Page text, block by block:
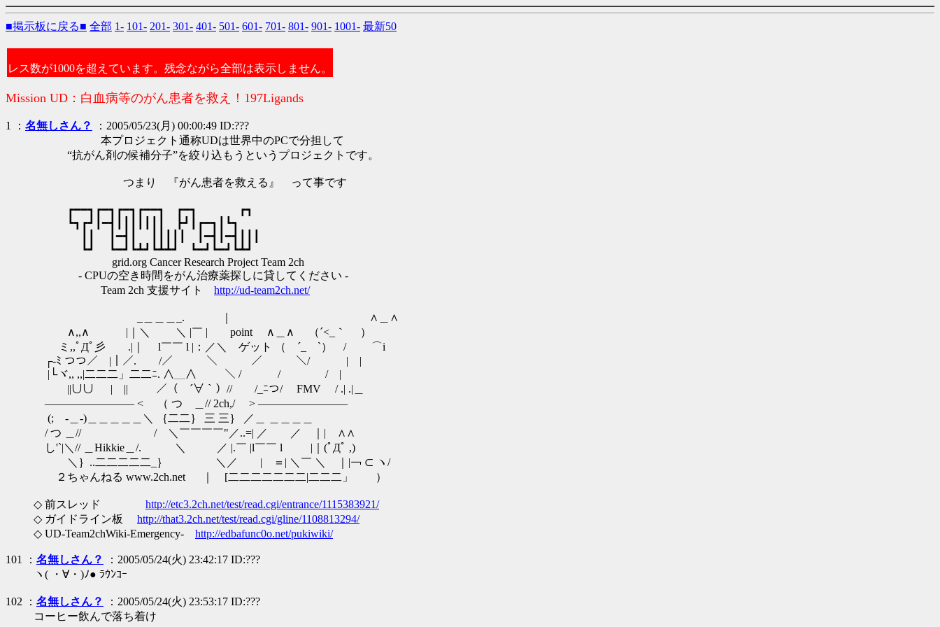
■掲示板に戻る■ 全部 1- 101- 201- 301- 401- 501- 601- 701- 801- 901- 1001- 最新50
レス数が1000を超えています。残念ながら全部は表示しません。
Mission UD：白血病等のがん患者を救え！197Ligands
1 ： 名無しさん？
：2005/05/23(月) 00:00:49 ID:???
本プロジェクト通称UDは世界中のPCで分担して
“抗がん剤の候補分子”を絞り込もうというプロジェクトです。
つまり 『がん患者を救える』 って事です
┏━━┓┏━┓┏━┓┏━━┓ ┏━┓ ┏┓
┗┓┏┛┃━┫┃┃┃┃┃┃┃ ┣┛┃┏━┓┃┗┓
┃┃ ┃━┫┃ ┃┃┃┃┃ ┃━┫┃━┫┃┃┃
┗┛ ┗━┛┗┻┛┗┻┻┛ ┗━┛┗━┛┗┻┛
grid.org Cancer Research Project Team 2ch
- CPUの空き時間をがん治療薬探しに貸してください -
Team 2ch 支援サイト http://ud-team2ch.net/
_＿＿＿_. ｜ ∧＿∧
∧,,∧ |｜＼ ＼ |￣ | point ∧＿∧ （´<_｀ ）
ミ,,ﾟДﾟ彡 .|｜ l￣￣ l |：／＼ ゲット （ ´_ゝ`） / ⌒i
┌‐ﾐ つつ／￣|｜／.￣￣/／ ＼ ／ ＼/ | |
|└ヾ,, ,,|二二二」二二ﾆ. ∧＿∧ ＼ / /￣￣￣￣/ |
￣||∪∪ | || ／（ ´∀｀）//￣￣/_ﾆつ/ FMV / .| .|＿
―――――――― < （ つ ＿// 2ch,/ > ――――――――
(; -＿-)＿＿＿＿＿＼ ｛二二｝ 三 三｝ ／＿ ＿＿＿＿
/ つ ＿// / ＼￣￣￣￣"／..=| ／ ／ ｜| ∧∧
し'`|＼// ＿Hikkie＿/. ＼ ／ |.￣ |l￣￣ l |｜(ﾟДﾟ ,)
＼｝..二二二二二_｝ ＼／ | ＝| ＼￣ ＼ ｜|￢ ⊂ ヽ/
２ちゃんねる www.2ch.net ｜ [二二二二二二二|二二二」 ）
◇ 前スレッド http://etc3.2ch.net/test/read.cgi/entrance/1115383921/
◇ ガイドライン板 http://that3.2ch.net/test/read.cgi/gline/1108813294/
◇ UD-Team2chWiki-Emergency- http://edbafunc0o.net/pukiwiki/
101 ： 名無しさん？
：2005/05/24(火) 23:42:17 ID:???
ヽ( ・∀・)ﾉ● ﾗｳﾝｺｰ
102 ： 名無しさん？
：2005/05/24(火) 23:53:17 ID:???
コーヒー飲んで落ち着け